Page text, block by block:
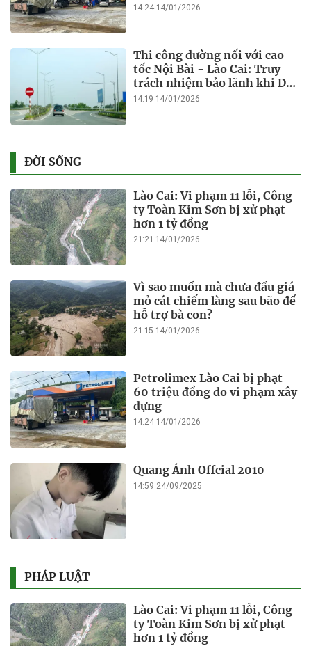
14:24 14/01/2026
Thi công đường nối với cao
tốc Nội Bài - Lào Cai: Truy
trách nhiệm bảo lãnh khi Duy
Bảo chậm tiến độ?
14:19 14/01/2026
ĐỜI SỐNG
Lào Cai: Vi phạm 11 lỗi, Công
ty Toàn Kim Sơn bị xử phạt
hơn 1 tỷ đồng
21:21 14/01/2026
Vì sao muốn mà chưa đấu giá
mỏ cát chiếm làng sau bão để
hỗ trợ bà con?
21:15 14/01/2026
Petrolimex Lào Cai bị phạt
60 triệu đồng do vi phạm xây
dựng
14:24 14/01/2026
Quang Ánh Offcial 2010
14:59 24/09/2025
PHÁP LUẬT
Lào Cai: Vi phạm 11 lỗi, Công
ty Toàn Kim Sơn bị xử phạt
hơn 1 tỷ đồng